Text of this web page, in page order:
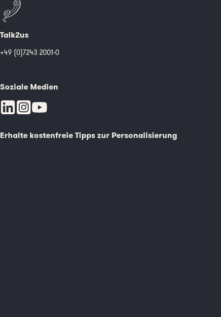
Talk2us
+49 (0)7243 2001-0
Soziale Medien
Erhalte kostenfreie Tipps zur Personalisierung